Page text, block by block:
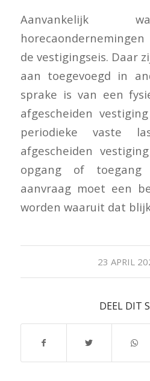
Aanvankelijk
de vestigingseis. Daar
aan toegevoegd in
sprake is van een
afgescheiden
periodieke vaste
afgescheiden
opgang of
aanvraag moet een
worden waaruit dat
23 APRIL
/
DEEL DIT